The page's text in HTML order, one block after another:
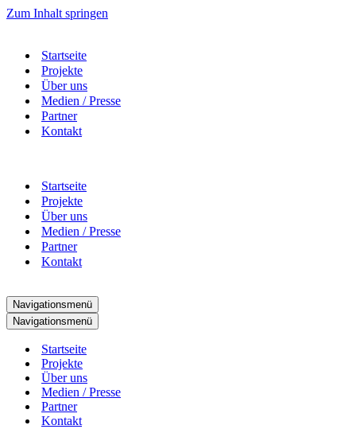
Zum Inhalt springen
Startseite
Projekte
Über uns
Medien / Presse
Partner
Kontakt
Startseite
Projekte
Über uns
Medien / Presse
Partner
Kontakt
Navigationsmenü
Navigationsmenü
Startseite
Projekte
Über uns
Medien / Presse
Partner
Kontakt